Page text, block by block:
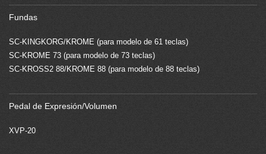
Fundas
SC-KINGKORG/KROME (para modelo de 61 teclas)
SC-KROME 73 (para modelo de 73 teclas)
SC-KROSS2 88/KROME 88 (para modelo de 88 teclas)
Pedal de Expresión/Volumen
XVP-20